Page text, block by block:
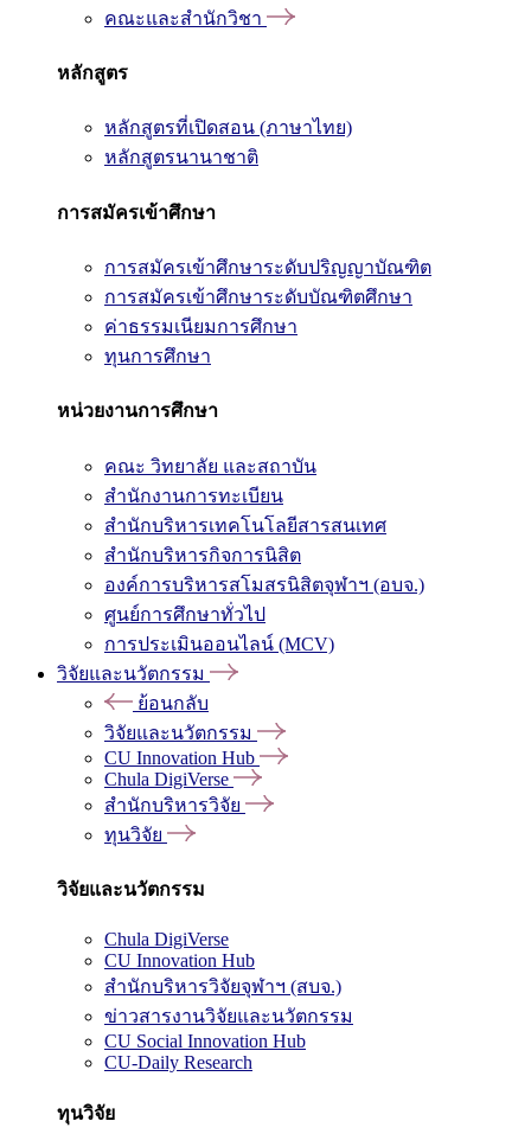
คณะและสำนักวิชา
หลักสูตร
หลักสูตรที่เปิดสอน (ภาษาไทย)
หลักสูตรนานาชาติ
การสมัครเข้าศึกษา
การสมัครเข้าศึกษาระดับปริญญาบัณฑิต
การสมัครเข้าศึกษาระดับบัณฑิตศึกษา
ค่าธรรมเนียมการศึกษา
ทุนการศึกษา
หน่วยงานการศึกษา
คณะ วิทยาลัย และสถาบัน
สำนักงานการทะเบียน
สำนักบริหารเทคโนโลยีสารสนเทศ
สำนักบริหารกิจการนิสิต
องค์การบริหารสโมสรนิสิตจุฬาฯ (อบจ.)
ศูนย์การศึกษาทั่วไป
การประเมินออนไลน์ (MCV)
วิจัยและนวัตกรรม
ย้อนกลับ
วิจัยและนวัตกรรม
CU Innovation Hub
Chula DigiVerse
สำนักบริหารวิจัย
ทุนวิจัย
วิจัยและนวัตกรรม
Chula DigiVerse
CU Innovation Hub
สำนักบริหารวิจัยจุฬาฯ (สบจ.)
ข่าวสารงานวิจัยและนวัตกรรม
CU Social Innovation Hub
CU-Daily Research
ทุนวิจัย